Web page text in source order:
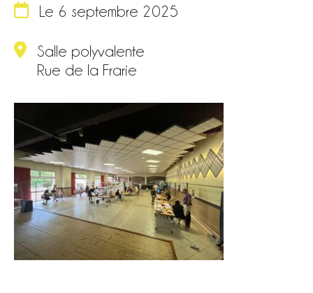
Le 6 septembre 2025
Salle polyvalente
Rue de la Frarie